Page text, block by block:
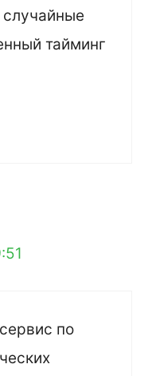
тайминг
по